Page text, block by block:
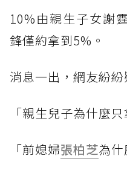
10%由親生子女謝
鋒僅約拿到5%。
消息一出，網友紛紛
「親生兒子為什麼只
「前媳婦張柏芝為什